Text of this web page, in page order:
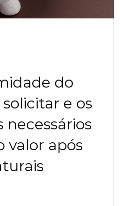
do
e os
valor após